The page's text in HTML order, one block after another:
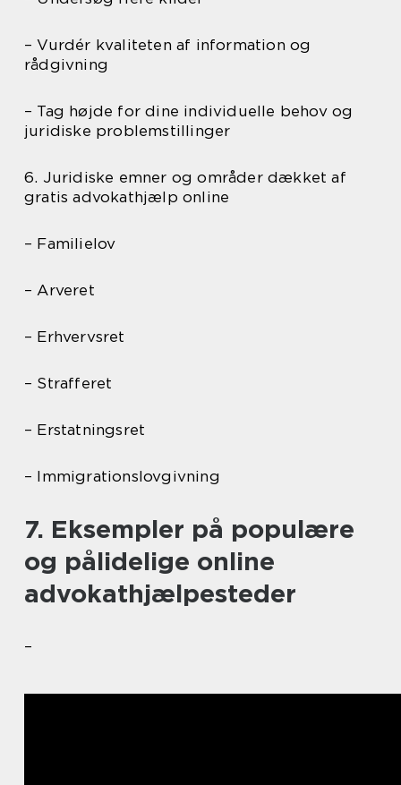
– Vurdér kvaliteten af information og
rådgivning
– Tag højde for dine individuelle behov og
juridiske problemstillinger
6. Juridiske emner og områder dækket af
gratis advokathjælp online
– Familielov
– Arveret
– Erhvervsret
– Strafferet
– Erstatningsret
– Immigrationslovgivning
7. Eksempler på populære
og pålidelige online
advokathjælpesteder
–